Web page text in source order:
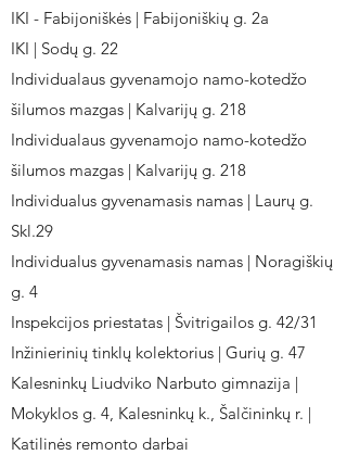
IKI - Fabijoniškės | Fabijoniškių g. 2a
IKI | Sodų g. 22
Individualaus gyvenamojo namo-kotedžo
šilumos mazgas | Kalvarijų g. 218
Individualaus gyvenamojo namo-kotedžo
šilumos mazgas | Kalvarijų g. 218
Individualus gyvenamasis namas | Laurų g.
Skl.29
Individualus gyvenamasis namas | Noragiškių
g. 4
Inspekcijos priestatas | Švitrigailos g. 42/31
Inžinierinių tinklų kolektorius | Gurių g. 47
Kalesninkų Liudviko Narbuto gimnazija |
Mokyklos g. 4, Kalesninkų k., Šalčininkų r. |
Katilinės remonto darbai